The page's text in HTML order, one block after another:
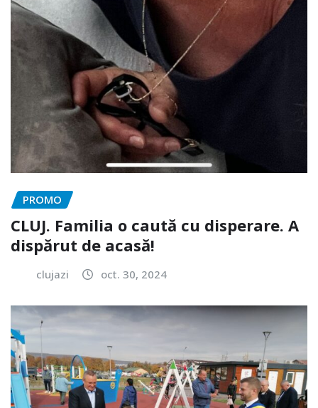
PROMO
CLUJ. Familia o caută cu disperare. A
dispărut de acasă!
clujazi oct. 30, 2024